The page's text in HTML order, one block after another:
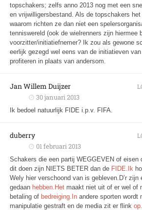
topschakers; zelfs anno 2013 nog met een
en vrijwilligersbestand. Als de topschakers
waarom richten ze dan niet een
tenniswereld (ook de wielrenners zijn hiermee
voorzitter/initiatiefnemer? Ik zou als gewone
eerlijk gezegd wel eens van de initiatieven
profiteren in plaats van andersom.
Jan Willem Duijzer
30 januari 2013
Ik bedoel natuurlijk FIDE i.p.v. FIFA.
duberry
01 februari 2013
Schakers die een partij WEGGEVEN of eisen
dit doen zijn NIETS BETER dan de FIDE.Ik
Wely hier verschoond van is gebleven.D’r zijn
gedaan hebben.Het maakt niet uit of er wel of
betaling of bedreiging.In andere sporten wordt
manipulatie gestraft en de media zit er flink